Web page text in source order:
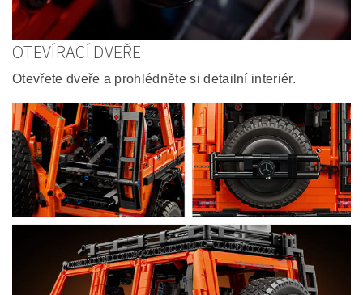
OTEVÍRACÍ DVEŘE
Otevřete dveře a prohlédněte si detailní interiér.